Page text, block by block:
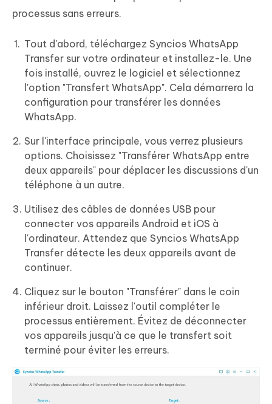
processus sans erreurs.
Tout d'abord, téléchargez Syncios WhatsApp
Transfer sur votre ordinateur et installez-le. Une
fois installé, ouvrez le logiciel et sélectionnez
l'option "Transfert WhatsApp". Cela démarrera la
configuration pour transférer les données
WhatsApp.
Sur l'interface principale, vous verrez plusieurs
options. Choisissez "Transférer WhatsApp entre
deux appareils" pour déplacer les discussions d'un
téléphone à un autre.
Utilisez des câbles de données USB pour
connecter vos appareils Android et iOS à
l'ordinateur. Attendez que Syncios WhatsApp
Transfer détecte les deux appareils avant de
continuer.
Cliquez sur le bouton "Transférer" dans le coin
inférieur droit. Laissez l'outil compléter le
processus entièrement. Évitez de déconnecter
vos appareils jusqu'à ce que le transfert soit
terminé pour éviter les erreurs.